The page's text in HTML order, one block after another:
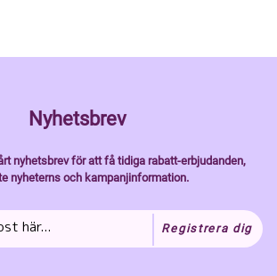
Nyhetsbrev
nyhetsbrev för att få tidiga rabatt-erbjudanden,
nyheterns och kampanjinformation.
Registrera dig